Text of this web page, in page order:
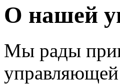
О нашей
Мы рады